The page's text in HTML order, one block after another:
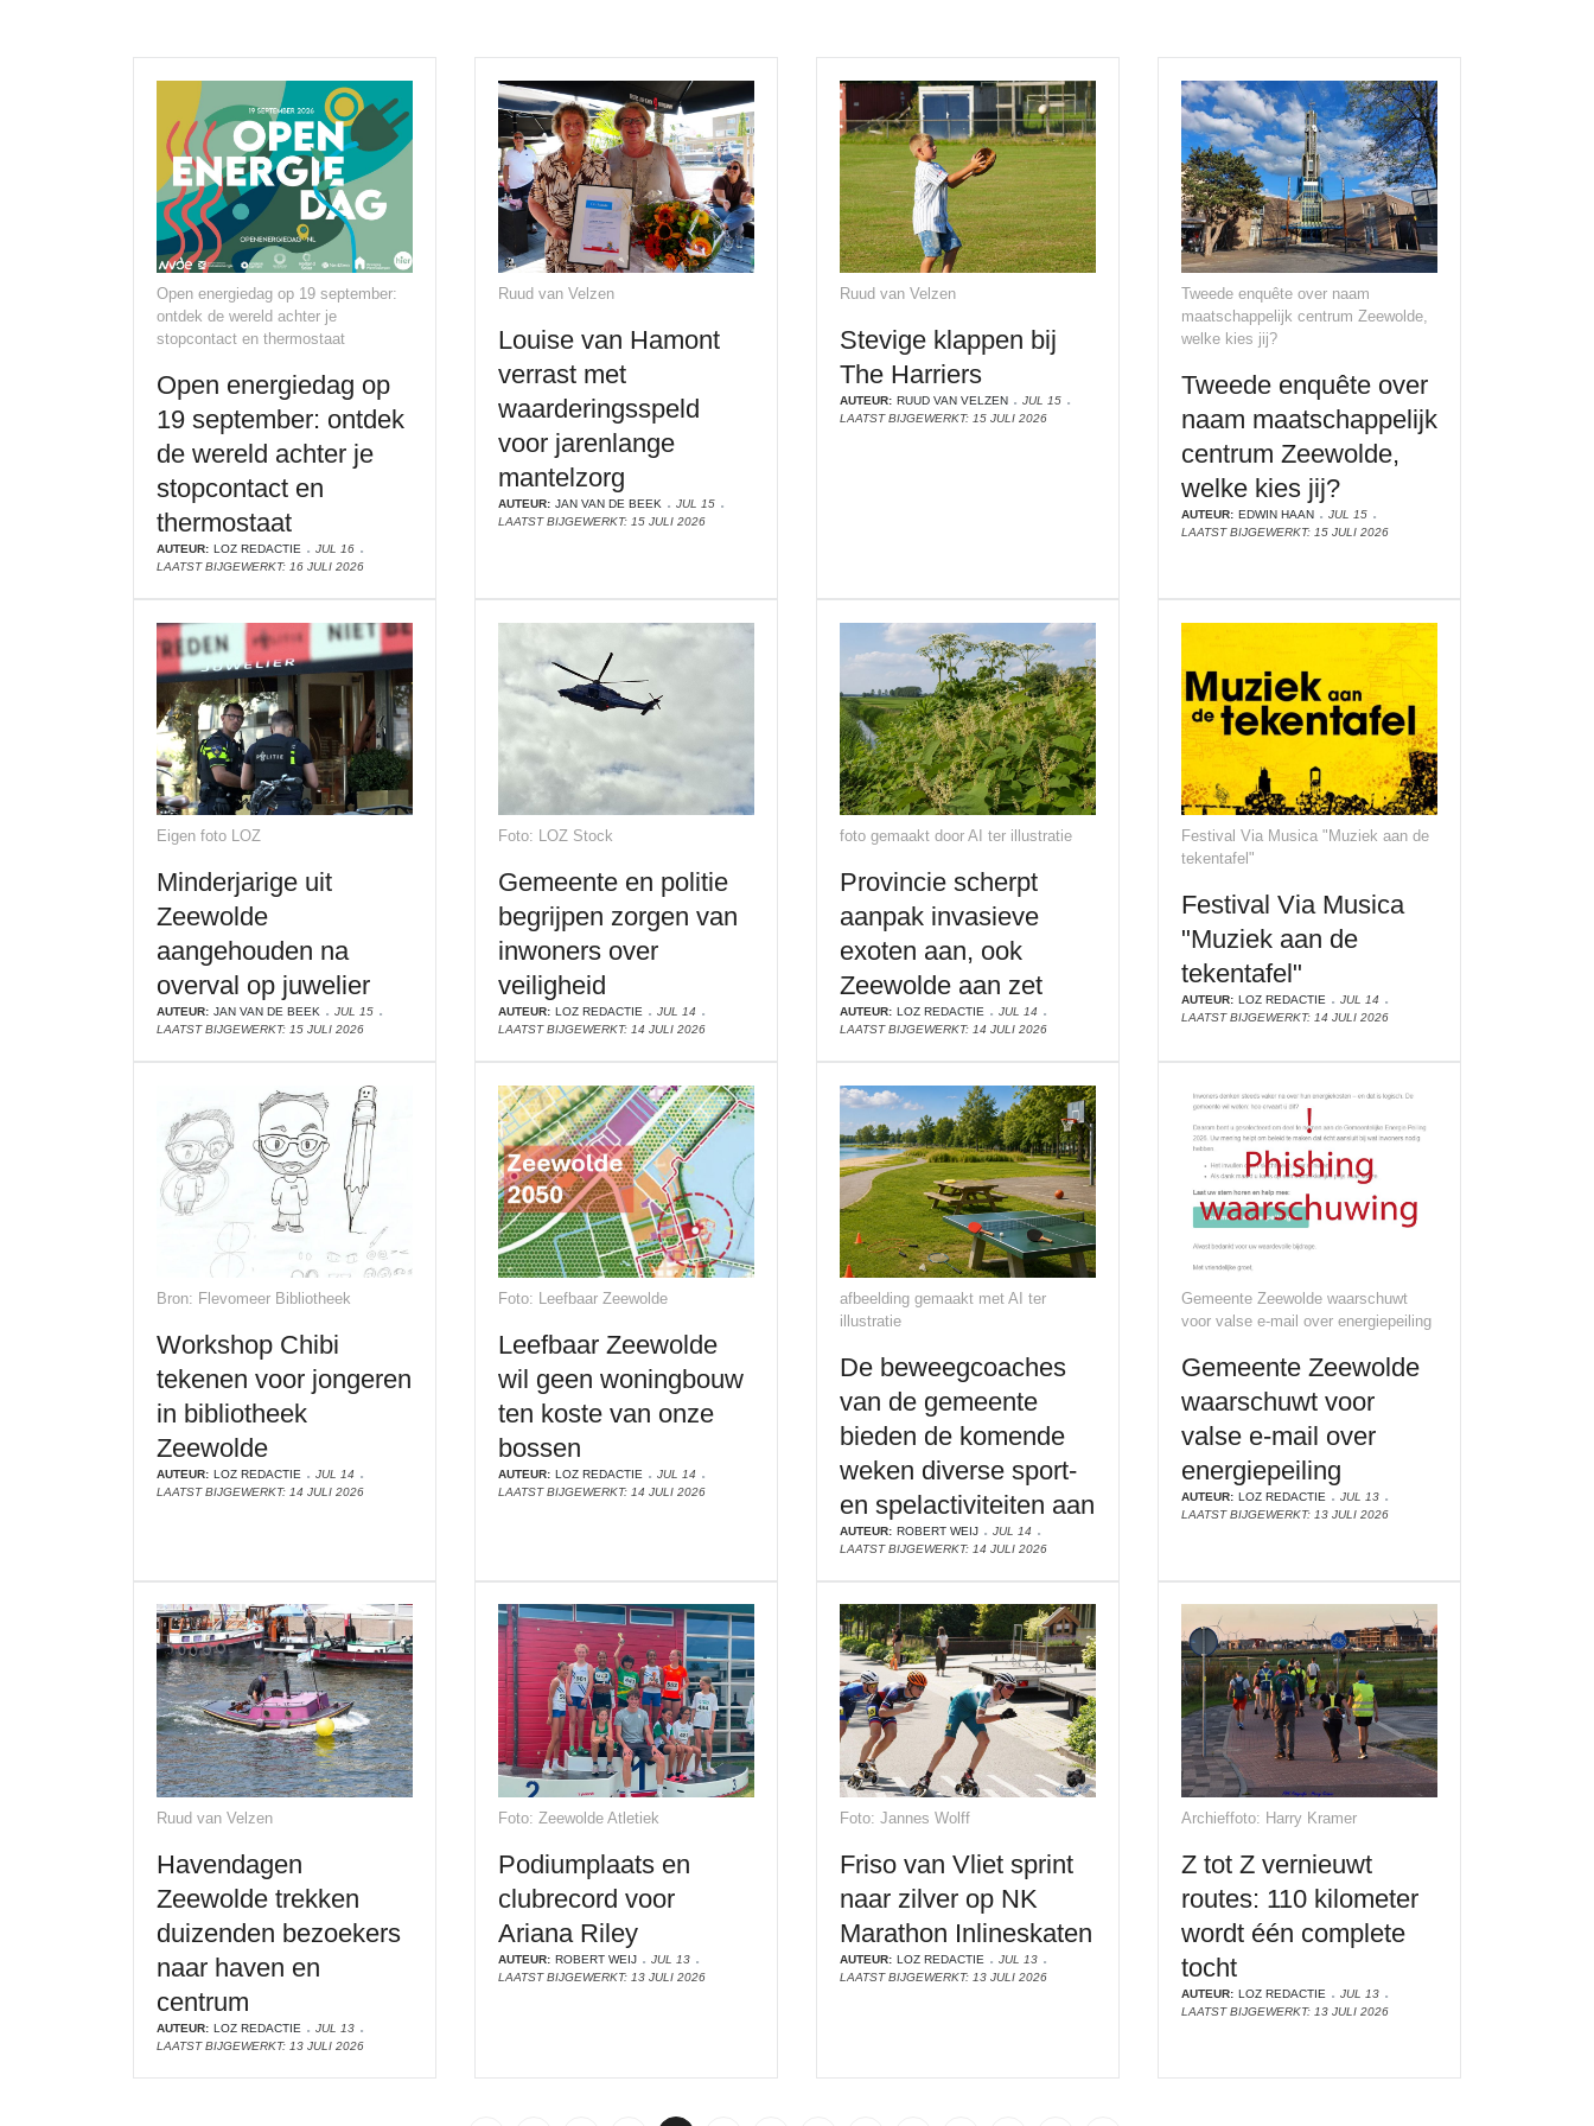
Open energiedag op 19 september:
ontdek de wereld achter je
stopcontact en thermostaat
Open energiedag op
19 september: ontdek
de wereld achter je
stopcontact en
thermostaat
AUTEUR: LOZ REDACTIE
JUL 16
LAATST BIJGEWERKT: 16 JULI 2026
Ruud van Velzen
Louise van Hamont
verrast met
waarderingsspeld
voor jarenlange
mantelzorg
AUTEUR: JAN VAN DE BEEK
JUL 15
LAATST BIJGEWERKT: 15 JULI 2026
Ruud van Velzen
Stevige klappen bij
The Harriers
AUTEUR: RUUD VAN VELZEN
JUL 15
LAATST BIJGEWERKT: 15 JULI 2026
Tweede enquête over naam
maatschappelijk centrum Zeewolde,
welke kies jij?
Tweede enquête over
naam maatschappelijk
centrum Zeewolde,
welke kies jij?
AUTEUR: EDWIN HAAN
JUL 15
LAATST BIJGEWERKT: 15 JULI 2026
Eigen foto LOZ
Minderjarige uit
Zeewolde
aangehouden na
overval op juwelier
AUTEUR: JAN VAN DE BEEK
JUL 15
LAATST BIJGEWERKT: 15 JULI 2026
Foto: LOZ Stock
Gemeente en politie
begrijpen zorgen van
inwoners over
veiligheid
AUTEUR: LOZ REDACTIE
JUL 14
LAATST BIJGEWERKT: 14 JULI 2026
foto gemaakt door AI ter illustratie
Provincie scherpt
aanpak invasieve
exoten aan, ook
Zeewolde aan zet
AUTEUR: LOZ REDACTIE
JUL 14
LAATST BIJGEWERKT: 14 JULI 2026
Festival Via Musica "Muziek aan de
tekentafel"
Festival Via Musica
"Muziek aan de
tekentafel"
AUTEUR: LOZ REDACTIE
JUL 14
LAATST BIJGEWERKT: 14 JULI 2026
Bron: Flevomeer Bibliotheek
Workshop Chibi
tekenen voor jongeren
in bibliotheek
Zeewolde
AUTEUR: LOZ REDACTIE
JUL 14
LAATST BIJGEWERKT: 14 JULI 2026
Foto: Leefbaar Zeewolde
Leefbaar Zeewolde
wil geen woningbouw
ten koste van onze
bossen
AUTEUR: LOZ REDACTIE
JUL 14
LAATST BIJGEWERKT: 14 JULI 2026
afbeelding gemaakt met AI ter
illustratie
De beweegcoaches
van de gemeente
bieden de komende
weken diverse sport-
en spelactiviteiten aan
AUTEUR: ROBERT WEIJ
JUL 14
LAATST BIJGEWERKT: 14 JULI 2026
Gemeente Zeewolde waarschuwt
voor valse e-mail over energiepeiling
Gemeente Zeewolde
waarschuwt voor
valse e-mail over
energiepeiling
AUTEUR: LOZ REDACTIE
JUL 13
LAATST BIJGEWERKT: 13 JULI 2026
Ruud van Velzen
Havendagen
Zeewolde trekken
duizenden bezoekers
naar haven en
centrum
AUTEUR: LOZ REDACTIE
JUL 13
LAATST BIJGEWERKT: 13 JULI 2026
Foto: Zeewolde Atletiek
Podiumplaats en
clubrecord voor
Ariana Riley
AUTEUR: ROBERT WEIJ
JUL 13
LAATST BIJGEWERKT: 13 JULI 2026
Foto: Jannes Wolff
Friso van Vliet sprint
naar zilver op NK
Marathon Inlineskaten
AUTEUR: LOZ REDACTIE
JUL 13
LAATST BIJGEWERKT: 13 JULI 2026
Archieffoto: Harry Kramer
Z tot Z vernieuwt
routes: 110 kilometer
wordt één complete
tocht
AUTEUR: LOZ REDACTIE
JUL 13
LAATST BIJGEWERKT: 13 JULI 2026